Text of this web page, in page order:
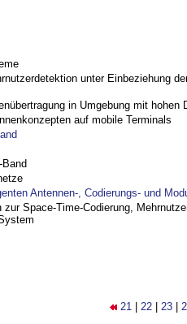
unter Einbeziehung
in Umgebung mit hohen
auf mobile Terminals
Antennen-, Codierungs- und
Space-Time-Codierung,
21 22 23